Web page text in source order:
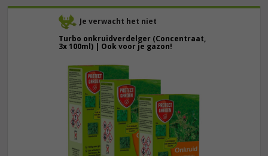
Je verwacht het niet
Turbo onkruidverdelger (Concentraat,
3x 100ml) | Ook voor je gazon!